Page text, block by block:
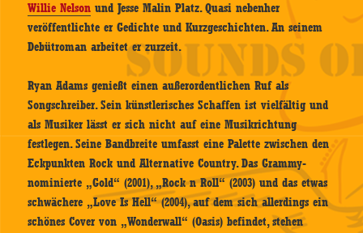
Willie Nelson und Jesse Malin Platz. Quasi nebenher
veröffentlichte er Gedichte und Kurzgeschichten. An seinem
Debütroman arbeitet er zurzeit.
Ryan Adams genießt einen außerordentlichen Ruf als
Songschreiber. Sein künstlerisches Schaffen ist vielfältig und
als Musiker lässt er sich nicht auf eine Musikrichtung
festlegen. Seine Bandbreite umfasst eine Palette zwischen den
Eckpunkten Rock und Alternative Country. Das Grammy-
nominierte „Gold“ (2001), „Rock n Roll“ (2003) und das etwas
schwächere „Love Is Hell“ (2004), auf dem sich allerdings ein
schönes Cover von „Wonderwall“ (Oasis) befindet, stehen